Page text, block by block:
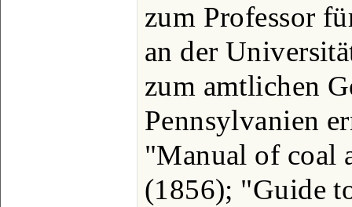
zum Professor
an der
zum amtlichen
Pennsylvanien
"Manual of coal
(1856); "Guide